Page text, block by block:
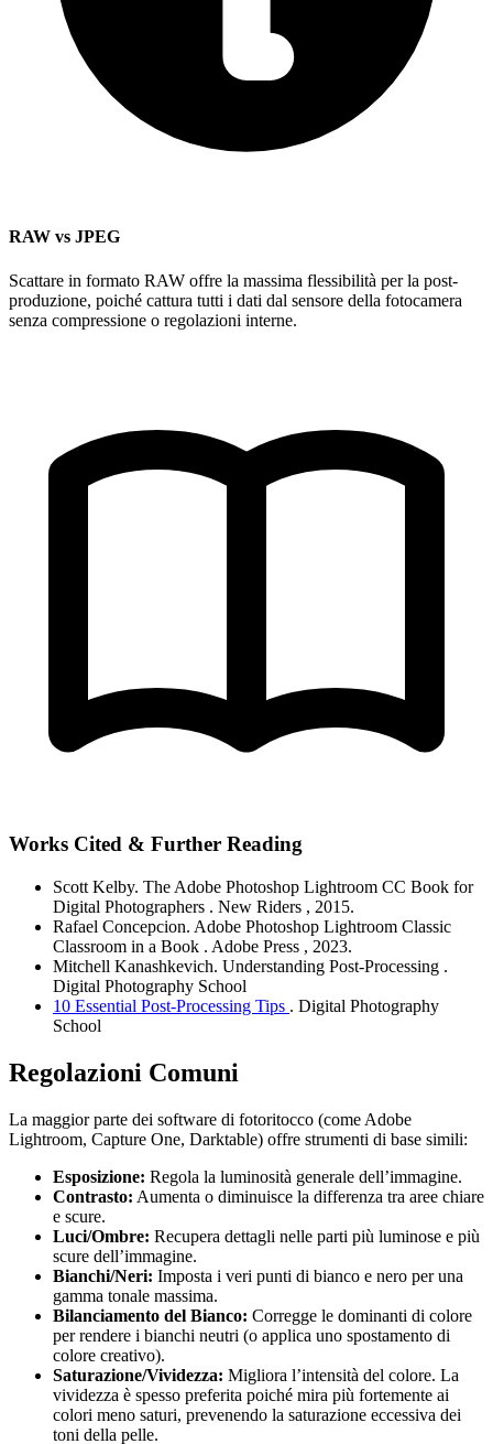
RAW vs JPEG
Scattare in formato RAW offre la massima flessibilità per la post-
produzione, poiché cattura tutti i dati dal sensore della fotocamera
senza compressione o regolazioni interne.
Works Cited & Further Reading
Scott Kelby. The Adobe Photoshop Lightroom CC Book for
Digital Photographers . New Riders , 2015.
Rafael Concepcion. Adobe Photoshop Lightroom Classic
Classroom in a Book . Adobe Press , 2023.
Mitchell Kanashkevich. Understanding Post-Processing .
Digital Photography School
10 Essential Post-Processing Tips . Digital Photography
School
Regolazioni Comuni
La maggior parte dei software di fotoritocco (come Adobe
Lightroom, Capture One, Darktable) offre strumenti di base simili:
Esposizione: Regola la luminosità generale dell’immagine.
Contrasto: Aumenta o diminuisce la differenza tra aree chiare
e scure.
Luci/Ombre: Recupera dettagli nelle parti più luminose e più
scure dell’immagine.
Bianchi/Neri: Imposta i veri punti di bianco e nero per una
gamma tonale massima.
Bilanciamento del Bianco: Corregge le dominanti di colore
per rendere i bianchi neutri (o applica uno spostamento di
colore creativo).
Saturazione/Vividezza: Migliora l’intensità del colore. La
vividezza è spesso preferita poiché mira più fortemente ai
colori meno saturi, prevenendo la saturazione eccessiva dei
toni della pelle.